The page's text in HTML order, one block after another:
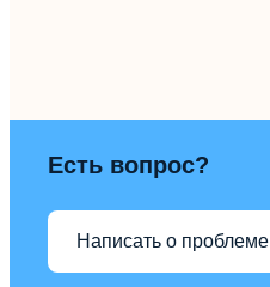
Есть вопрос?
Написать о проблеме